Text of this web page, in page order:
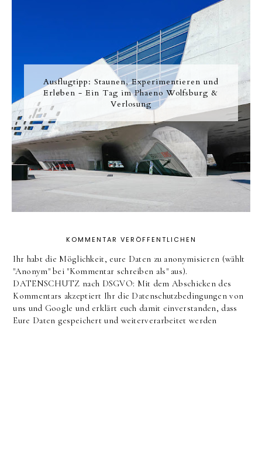
Ausflugtipp: Staunen, Experimentieren und
Erleben - Ein Tag im Phaeno Wolfsburg &
Verlosung
KOMMENTAR VERÖFFENTLICHEN
Ihr habt die Möglichkeit, eure Daten zu anonymisieren (wählt
"Anonym" bei "Kommentar schreiben als" aus).
DATENSCHUTZ nach DSGVO: Mit dem Abschicken des
Kommentars akzeptiert Ihr die Datenschutzbedingungen von
uns und Google und erklärt euch damit einverstanden, dass
Eure Daten gespeichert und weiterverarbeitet werden